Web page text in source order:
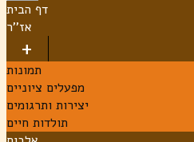
דף הבית
אז''ר
תמונות
מפעלים ציוניים
יצירות ותרגומים
תולדות חיים